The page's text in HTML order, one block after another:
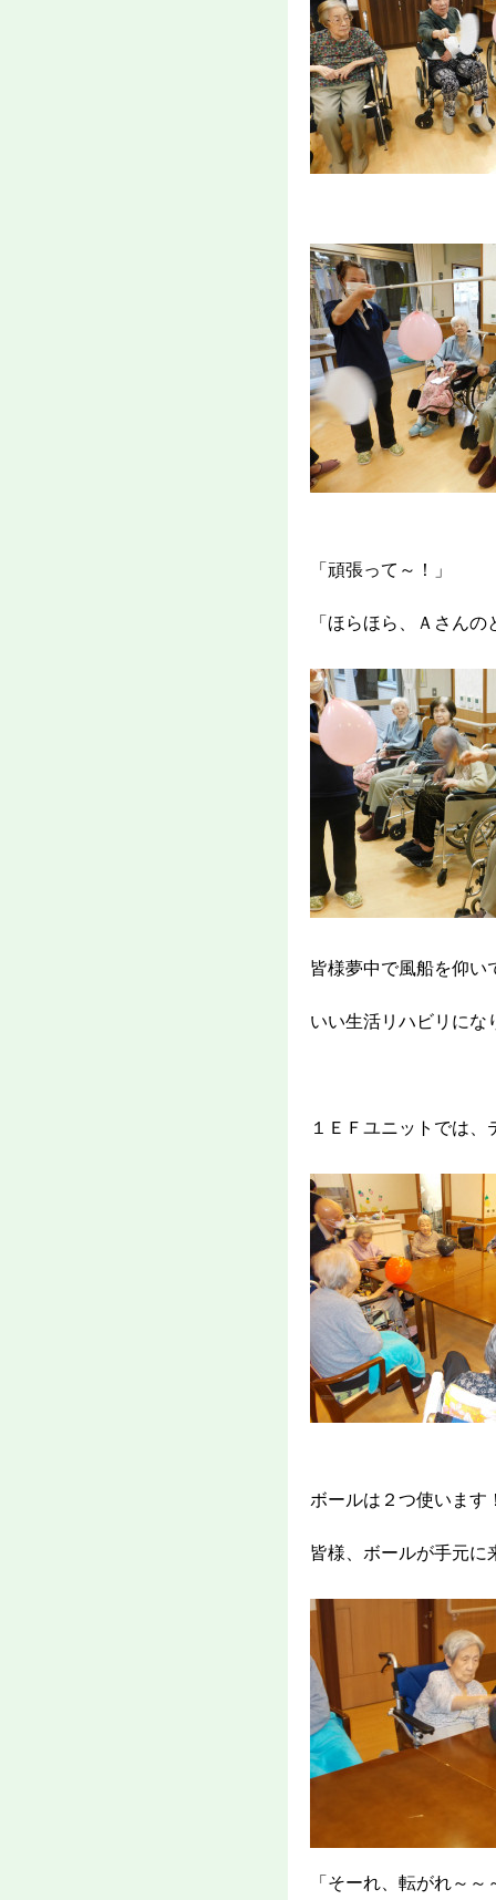
「頑張って～！」
「ほらほら、Ａさん
皆様夢中で風船を仰い
いい生活リハビリにな
１ＥＦユニットでは
ボールは２つ使います
皆様、ボールが手元に
「そーれ、転がれ～～